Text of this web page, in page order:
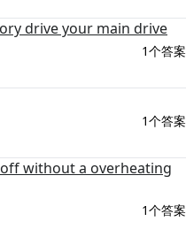
drive your main drive
1个答案
1个答案
without a overheating
1个答案